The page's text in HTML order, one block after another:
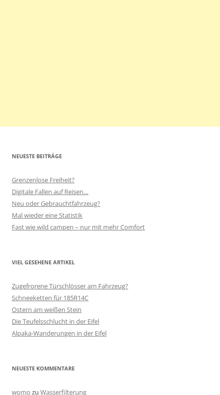
NEUESTE BEITRÄGE
Grenzenlose Freiheit?
Digitale Fallen auf Reisen…
Neu oder Gebrauchtfahrzeug?
Mal wieder eine Statistik
Fast wie wild campen – nur mit mehr Comfort
VIEL GESEHENE ARTIKEL
Zugefrorene Türschlösser am Fahrzeug?
Schneeketten für 185R14C
Ostern am weißen Stein
Die Teufelsschlucht in der Eifel
Alpaka-Wanderungen in der Eifel
NEUESTE KOMMENTARE
womo zu Wasserfilterung